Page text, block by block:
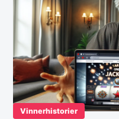
Vinnerhistorier